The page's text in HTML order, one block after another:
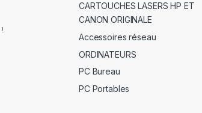
CARTOUCHES LASERS HP ET
CANON ORIGINALE
Accessoires réseau
ORDINATEURS
PC Bureau
PC Portables